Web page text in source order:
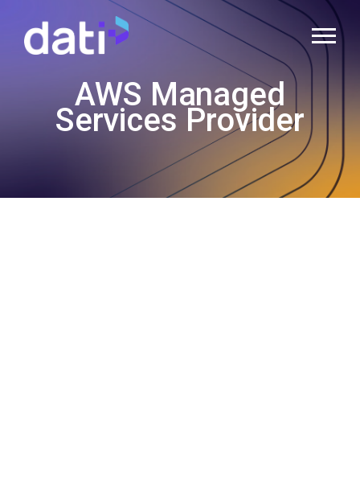
Menu
AWS
Cloud
Operations
AWS Managed
Services Provider